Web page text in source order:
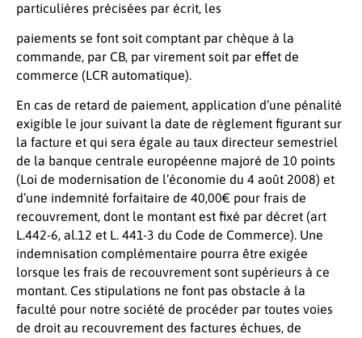
particulières précisées par écrit, les
paiements se font soit comptant par chèque à la
commande, par CB, par virement soit par effet de
commerce (LCR automatique).
En cas de retard de paiement, application d’une pénalité
exigible le jour suivant la date de règlement figurant sur
la facture et qui sera égale au taux directeur semestriel
de la banque centrale européenne majoré de 10 points
(Loi de modernisation de l’économie du 4 août 2008) et
d’une indemnité forfaitaire de 40,00€ pour frais de
recouvrement, dont le montant est fixé par décret (art
L.442-6, al.12 et L. 441-3 du Code de Commerce). Une
indemnisation complémentaire pourra être exigée
lorsque les frais de recouvrement sont supérieurs à ce
montant. Ces stipulations ne font pas obstacle à la
faculté pour notre société de procéder par toutes voies
de droit au recouvrement des factures échues, de